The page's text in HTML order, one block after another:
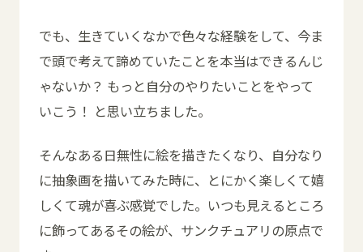
でも、生きていくなかで色々な経験をして、今ま
で頭で考えて諦めていたことを本当はできるんじ
ゃないか？ もっと自分のやりたいことをやって
いこう！ と思い立ちました。
そんなある日無性に絵を描きたくなり、自分なり
に抽象画を描いてみた時に、とにかく楽しくて嬉
しくて魂が喜ぶ感覚でした。いつも見えるところ
に飾ってあるその絵が、サンクチュアリの原点で